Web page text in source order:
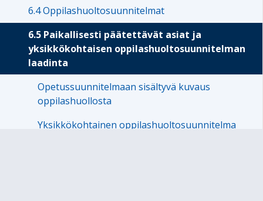
6.4 Oppilashuoltosuunnitelmat
6.5 Paikallisesti päätettävät asiat ja
yksikkökohtaisen oppilashuoltosuunnitelman
laadinta
Opetussuunnitelmaan sisältyvä kuvaus
oppilashuollosta
Yksikkökohtainen oppilashuoltosuunnitelma